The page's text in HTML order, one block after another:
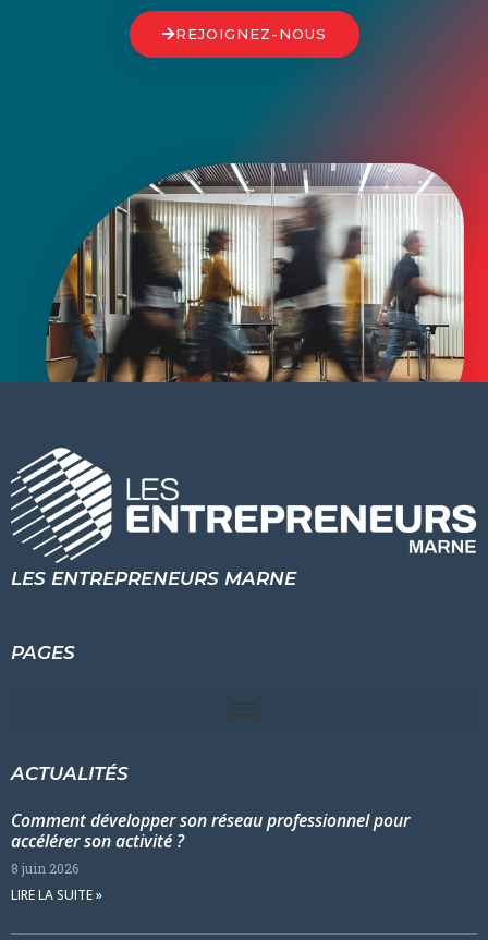
REJOIGNEZ-NOUS
LES ENTREPRENEURS MARNE
PAGES
ACTUALITÉS
Comment développer son réseau professionnel pour
accélérer son activité ?
8 juin 2026
LIRE LA SUITE »